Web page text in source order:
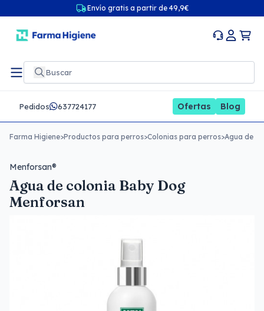
Envío gratis a partir de 49,9€
Pedidos 637724177 Ofertas Blog
Farma Higiene>Productos para perros>Colonias para perros>Agua de
Menforsan®
Agua de colonia Baby Dog
Menforsan